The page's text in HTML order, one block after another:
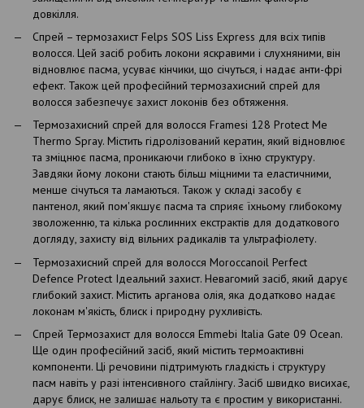
довкілля.
Спрей – термозахист Felps SOS Liss Express для всіх типів
волосся. Цей засіб робить локони яскравими і слухняними, він
відновлює пасма, усуває кінчики, що січуться, і надає анти-фрі
ефект. Також цей професійний термозахисний спрей для
волосся забезпечує захист локонів без обтяження.
Термозахисний спрей для волосся Framesi 128 Protect Me
Thermo Spray. Містить гідролізований кератин, який відновлює
та зміцнює пасма, проникаючи глибоко в їхню структуру.
Завдяки йому локони стають більш міцними та еластичними,
менше січуться та ламаються. Також у складі засобу є
пантенол, який пом'якшує пасма та сприяє їхньому глибокому
зволоженню, та кілька рослинних екстрактів для додаткового
догляду, захисту від вільних радикалів та ультрафіолету.
Термозахисний спрей для волосся Moroccanoil Perfect
Defence Protect Ідеальний захист. Невагомий засіб, який дарує
глибокий захист. Містить арганова олія, яка додатково надає
локонам м'якість, блиск і природну рухливість.
Спрей Термозахист для волосся Emmebi Italia Gate 09 Ocean.
Ще один професійний засіб, який містить термоактивні
компоненти. Ці речовини підтримують гладкість і структуру
пасм навіть у разі інтенсивного стайлінгу. Засіб швидко висихає,
дарує блиск, не залишає нальоту та є простим у використанні.